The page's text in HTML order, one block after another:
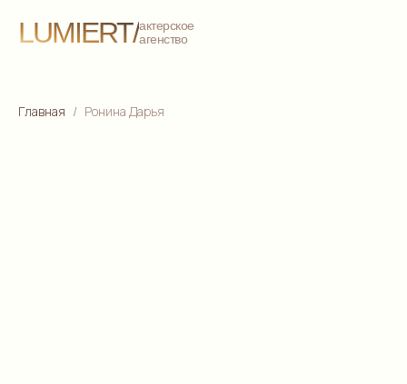
LUMIERT/актерское
агенство
Главная Ронина Дарья